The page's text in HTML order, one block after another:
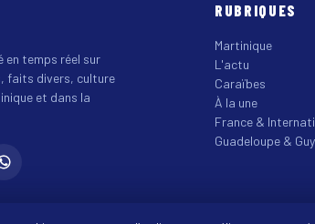
temps réel sur
faits divers, culture
et dans la
RUBRIQUES
Martinique
L'actu
Caraïbes
À la une
France &
Guadeloupe &